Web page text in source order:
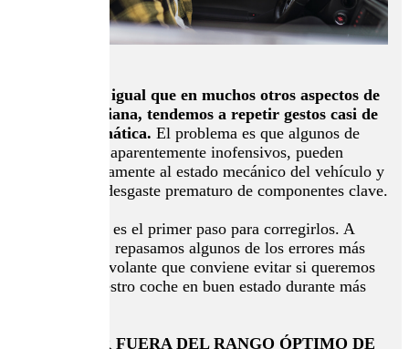
Al conducir, igual que en muchos otros aspectos de
la vida cotidiana, tendemos a repetir gestos casi de
forma automática. El problema es que algunos de
esos hábitos, aparentemente inofensivos, pueden
afectar directamente al estado mecánico del vehículo y
provocar un desgaste prematuro de componentes clave.
Identificarlos es el primer paso para corregirlos. A
continuación, repasamos algunos de los errores más
habituales al volante que conviene evitar si queremos
mantener nuestro coche en buen estado durante más
CONDUCIR FUERA DEL RANGO ÓPTIMO DE